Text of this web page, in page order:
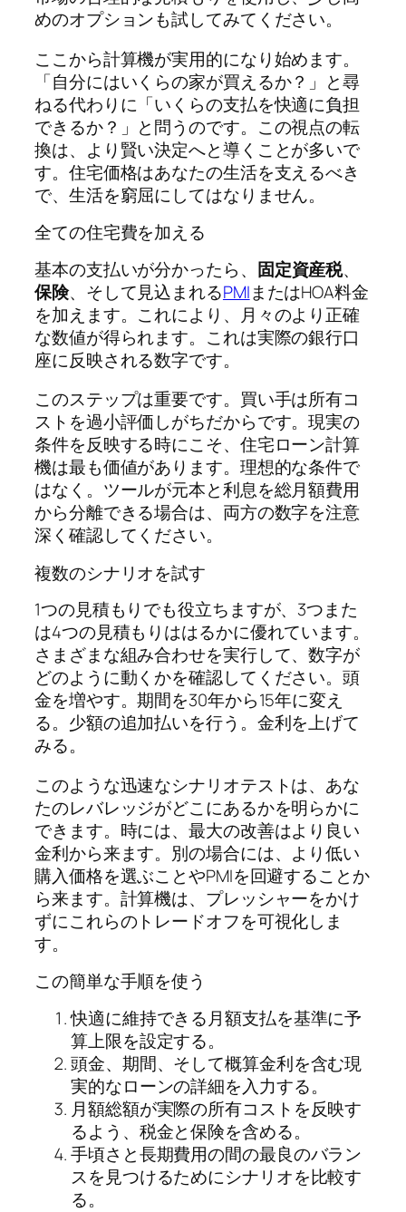
めのオプションも試してみてください。
ここから計算機が実用的になり始めます。
「自分にはいくらの家が買えるか？」と尋
ねる代わりに「いくらの支払を快適に負担
できるか？」と問うのです。この視点の転
換は、より賢い決定へと導くことが多いで
す。住宅価格はあなたの生活を支えるべき
で、生活を窮屈にしてはなりません。
全ての住宅費を加える
基本の支払いが分かったら、 固定資産税、
保険、そして見込まれるPMIまたはHOA料金
を加えます。これにより、月々のより正確
な数値が得られます。これは実際の銀行口
座に反映される数字です。
このステップは重要です。買い手は所有コ
ストを過小評価しがちだからです。現実の
条件を反映する時にこそ、住宅ローン計算
機は最も価値があります。理想的な条件で
はなく。ツールが元本と利息を総月額費用
から分離できる場合は、両方の数字を注意
深く確認してください。
複数のシナリオを試す
1つの見積もりでも役立ちますが、3つまた
は4つの見積もりははるかに優れています。
さまざまな組み合わせを実行して、数字が
どのように動くかを確認してください。頭
金を増やす。期間を30年から15年に変え
る。少額の追加払いを行う。金利を上げて
みる。
このような迅速なシナリオテストは、あな
たのレバレッジがどこにあるかを明らかに
できます。時には、最大の改善はより良い
金利から来ます。別の場合には、より低い
購入価格を選ぶことやPMIを回避することか
ら来ます。計算機は、プレッシャーをかけ
ずにこれらのトレードオフを可視化しま
す。
この簡単な手順を使う
快適に維持できる月額支払を基準に予
算上限を設定する。
頭金、期間、そして概算金利を含む現
実的なローンの詳細を入力する。
月額総額が実際の所有コストを反映す
るよう、税金と保険を含める。
手頃さと長期費用の間の最良のバラン
スを見つけるためにシナリオを比較す
る。